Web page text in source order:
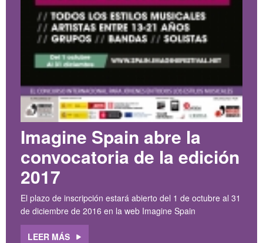
Imagine Spain abre la
convocatoria de la edición
2017
El plazo de inscripción estará abierto del 1 de octubre al 31
de diciembre de 2016 en la web Imagine Spain
LEER MÁS